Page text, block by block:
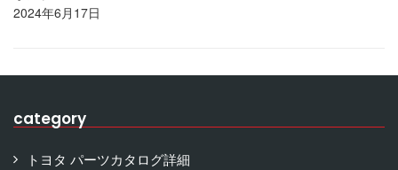
2024年6月17日
category
トヨタ パーツカタログ詳細